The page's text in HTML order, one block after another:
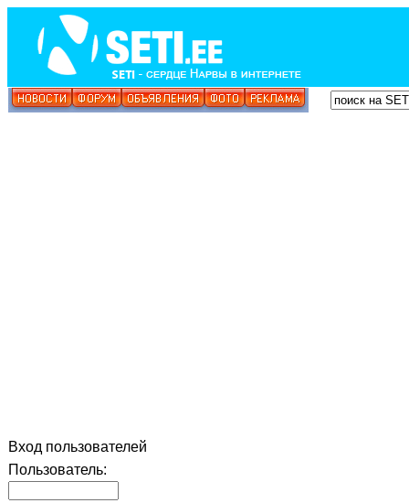
Вход пользователей
Пользователь: